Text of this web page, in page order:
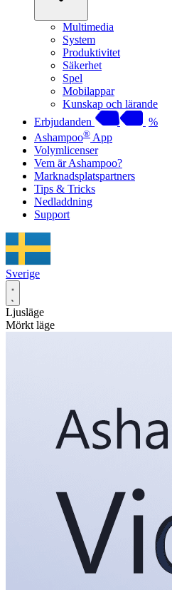
Multimedia
System
Produktivitet
Säkerhet
Spel
Mobilappar
Kunskap och lärande
Erbjudanden
%
Ashampoo® App
Volymlicenser
Vem är Ashampoo?
Marknadsplatspartners
Tips & Tricks
Nedladdning
Support
Sverige
Ljusläge
Mörkt läge